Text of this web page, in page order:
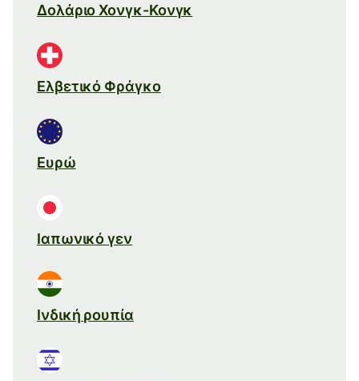
Δολάριο Χονγκ-Κονγκ
Ελβετικό Φράγκο
Ευρώ
Ιαπωνικό γεν
Ινδική ρουπία